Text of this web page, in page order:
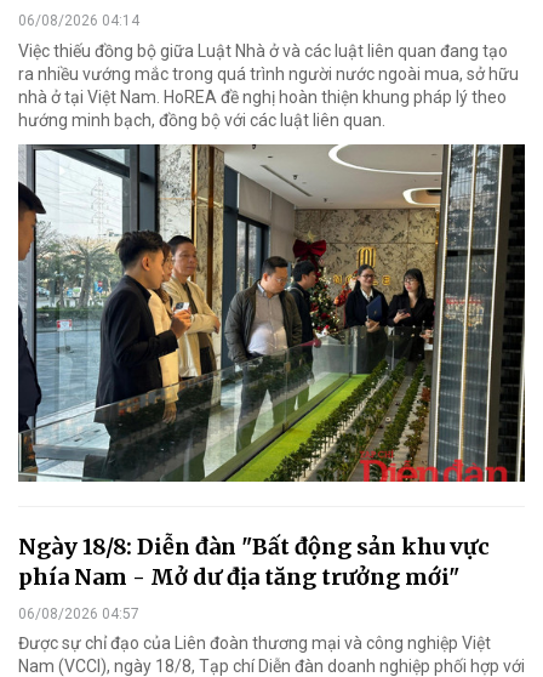
06/08/2026 04:14
Việc thiếu đồng bộ giữa Luật Nhà ở và các luật liên quan đang tạo
ra nhiều vướng mắc trong quá trình người nước ngoài mua, sở hữu
nhà ở tại Việt Nam. HoREA đề nghị hoàn thiện khung pháp lý theo
hướng minh bạch, đồng bộ với các luật liên quan.
Ngày 18/8: Diễn đàn "Bất động sản khu vực
phía Nam - Mở dư địa tăng trưởng mới"
06/08/2026 04:57
Được sự chỉ đạo của Liên đoàn thương mại và công nghiệp Việt
Nam (VCCI), ngày 18/8, Tạp chí Diễn đàn doanh nghiệp phối hợp với